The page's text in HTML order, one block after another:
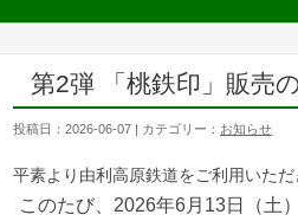
第2弾 「桃鉄印」販売
投稿日：2026-06-07 | カテゴリー： お知らせ
平素より由利高原鉄道をご利用いた
このたび、 2026年6月13日（土